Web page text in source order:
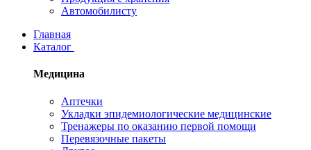
Автомобилисту
Главная
Каталог
Медицина
Аптечки
Укладки эпидемиологические медицинские
Тренажеры по оказанию первой помощи
Перевязочные пакеты